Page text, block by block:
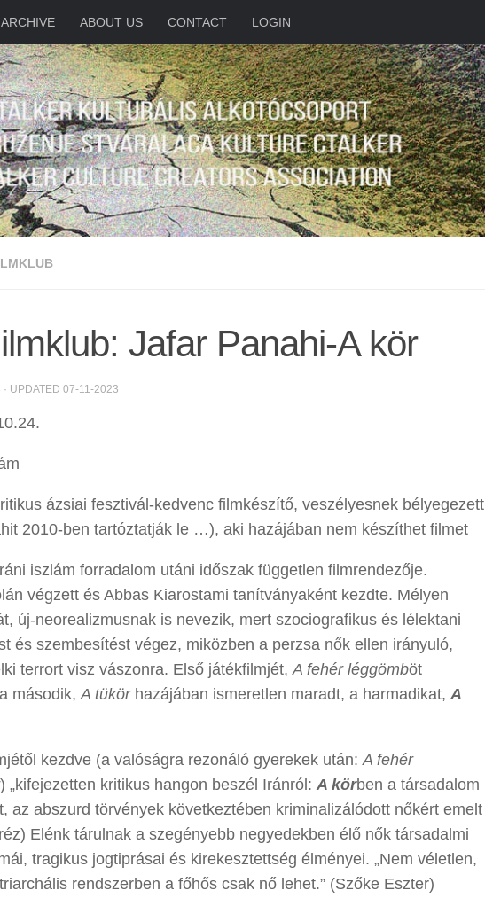
ABOUT US CONTACT LOGIN
Jafar Panahi-A kör
· UPDATED 07-11-2023
ázsiai fesztivál-kedvenc filmkészítő, veszélyesnek bélyegezett
2010-ben tartóztatják le …), aki hazájában nem készíthet filmet
iszlám forradalom utáni időszak független filmrendezője.
végzett és Abbas Kiarostami tanítványaként kezdte. Mélyen
új-neorealizmusnak is nevezik, mert szociografikus és lélektani
és szembesítést végez, miközben a perzsa nők ellen irányuló,
terrort visz vászonra. Első játékfilmjét, A fehér léggömböt
második, A tükör hazájában ismeretlen maradt, a harmadikat, A
kezdve (a valóságra rezonáló gyerekek után: A fehér
) „kifejezetten kritikus hangon beszél Iránról: A körben a társadalom
az abszurd törvények következtében kriminalizálódott nőkért emelt
Elénk tárulnak a szegényebb negyedekben élő nők társadalmi
tragikus jogtiprásai és kirekesztettség élményei. „Nem véletlen,
rendszerben a főhős csak nő lehet.” (Szőke Eszter)